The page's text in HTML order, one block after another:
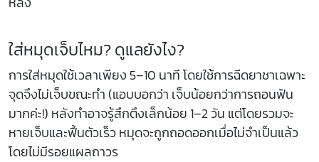
ใส่หมุดเจ็บไหม? ดูแลยังไง?
การใส่หมุดใช้เวลาเพียง 5–10 นาที โดยใช้การฉีดยาชาเฉพาะ
จุดจึงไม่เจ็บขณะทำ (แอบบอกว่า เจ็บน้อยกว่าการถอนฟัน
มากค่ะ!) หลังทำอาจรู้สึกตึงเล็กน้อย 1–2 วัน แต่โดยรวมจะ
หายเจ็บและฟื้นตัวเร็ว หมุดจะถูกถอดออกเมื่อไม่จำเป็นแล้ว
โดยไม่มีรอยแผลถาวร